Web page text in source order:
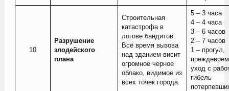
10​
Разрушение
злодейского
плана
Строительная
катастрофа в
логове бандитов.
Всё время вызова
над зданием висит
огромное черное
облако, видимое из
всех точек города.
5 – 3 часа
4 – 4 часа
3 – 6 часов
2 – 7 часов
1 – прогул,
уход с
гибель